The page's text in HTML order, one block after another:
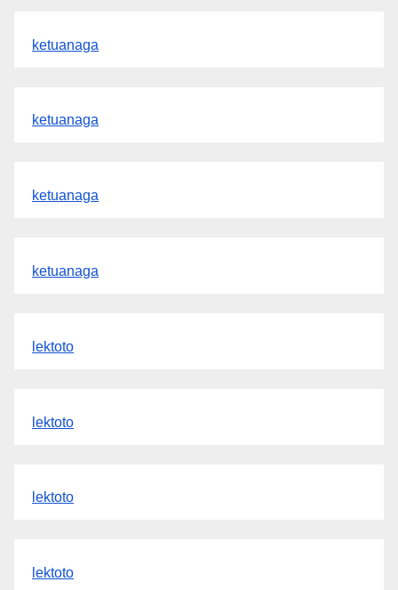
ketuanaga
ketuanaga
ketuanaga
ketuanaga
lektoto
lektoto
lektoto
lektoto